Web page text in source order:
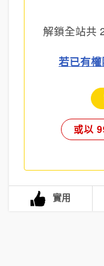
解鎖全站共
若已有
或以
實用